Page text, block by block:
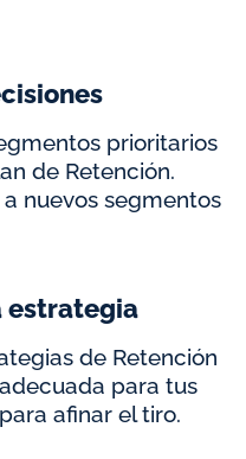
prioritarios
de Retención.
nuevos segmentos
estrategia
de Retención
para tus
afinar el tiro.